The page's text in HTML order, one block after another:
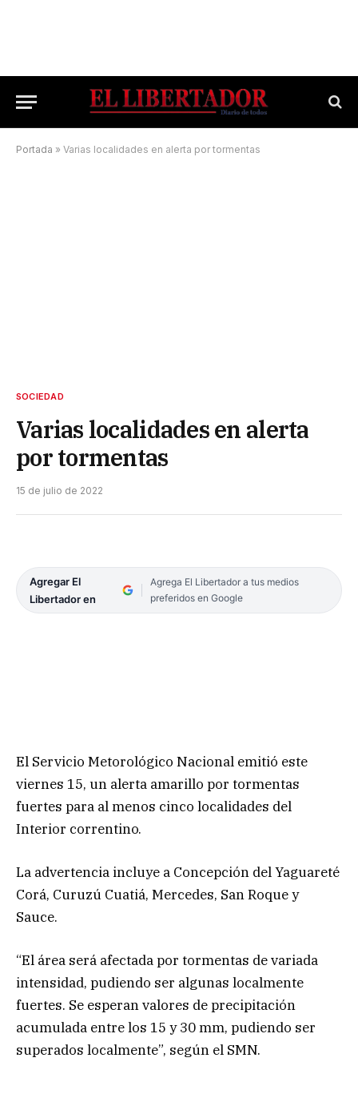
Portada » Varias localidades en alerta por tormentas
SOCIEDAD
Varias localidades en alerta
por tormentas
15 de julio de 2022
Agregar El
Libertador en
Agrega El Libertador a tus medios
preferidos en Google
El Servicio Metorológico Nacional emitió este
viernes 15, un alerta amarillo por tormentas
fuertes para al menos cinco localidades del
Interior correntino.
La advertencia incluye a Concepción del Yaguareté
Corá, Curuzú Cuatiá, Mercedes, San Roque y
Sauce.
“El área será afectada por tormentas de variada
intensidad, pudiendo ser algunas localmente
fuertes. Se esperan valores de precipitación
acumulada entre los 15 y 30 mm, pudiendo ser
superados localmente”, según el SMN.